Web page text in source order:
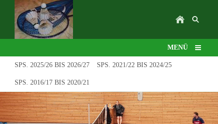
MENÜ
SPS. 2025/26 BIS 2026/27 SPS. 2021/22 BIS 2024/25
SPS. 2016/17 BIS 2020/21